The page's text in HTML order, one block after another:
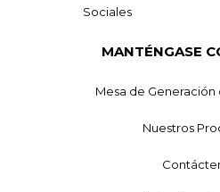
Sociales
MANTÉNGASE
Mesa de
Nuestros